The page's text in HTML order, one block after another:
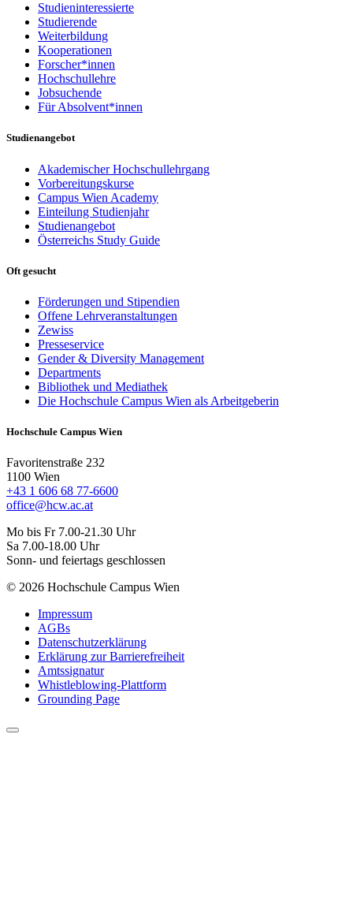
Studieninteressierte
Studierende
Weiterbildung
Kooperationen
Forscher*innen
Hochschullehre
Jobsuchende
Für Absolvent*innen
Studienangebot
Akademischer Hochschullehrgang
Vorbereitungskurse
Campus Wien Academy
Einteilung Studienjahr
Studienangebot
Österreichs Study Guide
Oft gesucht
Förderungen und Stipendien
Offene Lehrveranstaltungen
Zewiss
Presseservice
Gender & Diversity Management
Departments
Bibliothek und Mediathek
Die Hochschule Campus Wien als Arbeitgeberin
Hochschule Campus Wien
Favoritenstraße 232
1100 Wien
+43 1 606 68 77-6600
office@hcw.ac.at
Mo bis Fr 7.00-21.30 Uhr
Sa 7.00-18.00 Uhr
Sonn- und feiertags geschlossen
© 2026 Hochschule Campus Wien
Impressum
AGBs
Datenschutzerklärung
Erklärung zur Barrierefreiheit
Amtssignatur
Whistleblowing-Plattform
Grounding Page